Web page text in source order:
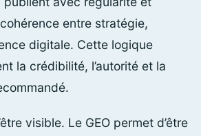
entre stratégie,
digitale. Cette logique
la crédibilité, l’autorité et la
visible. Le GEO permet d’être